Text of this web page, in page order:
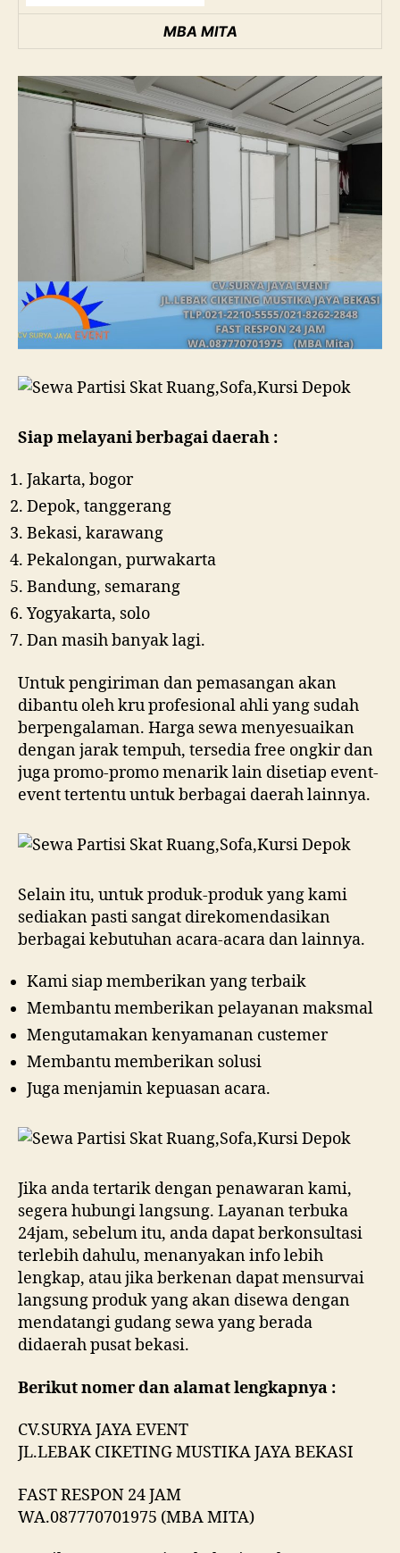
MBA MITA
Siap melayani berbagai daerah :
Jakarta, bogor
Depok, tanggerang
Bekasi, karawang
Pekalongan, purwakarta
Bandung, semarang
Yogyakarta, solo
Dan masih banyak lagi.
Untuk pengiriman dan pemasangan akan
dibantu oleh kru profesional ahli yang sudah
berpengalaman. Harga sewa menyesuaikan
dengan jarak tempuh, tersedia free ongkir dan
juga promo-promo menarik lain disetiap event-
event tertentu untuk berbagai daerah lainnya.
Selain itu, untuk produk-produk yang kami
sediakan pasti sangat direkomendasikan
berbagai kebutuhan acara-acara dan lainnya.
Kami siap memberikan yang terbaik
Membantu memberikan pelayanan maksmal
Mengutamakan kenyamanan custemer
Membantu memberikan solusi
Juga menjamin kepuasan acara.
Jika anda tertarik dengan penawaran kami,
segera hubungi langsung. Layanan terbuka
24jam, sebelum itu, anda dapat berkonsultasi
terlebih dahulu, menanyakan info lebih
lengkap, atau jika berkenan dapat mensurvai
langsung produk yang akan disewa dengan
mendatangi gudang sewa yang berada
didaerah pusat bekasi.
Berikut nomer dan alamat lengkapnya :
CV.SURYA JAYA EVENT
JL.LEBAK CIKETING MUSTIKA JAYA BEKASI
FAST RESPON 24 JAM
WA.087770701975 (MBA MITA)